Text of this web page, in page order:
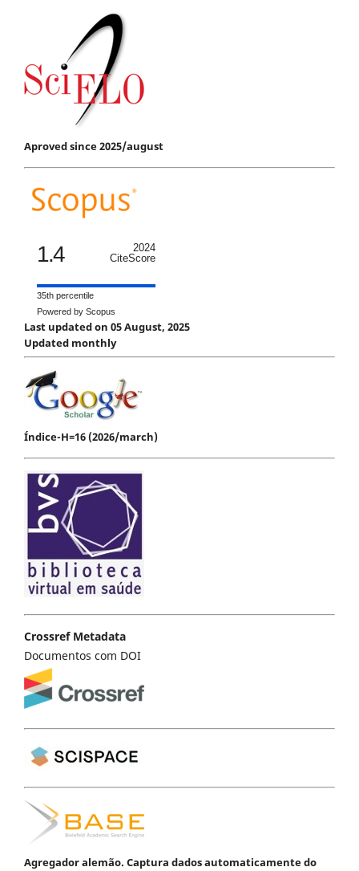
Aproved since 2025/august
1.4
2024
CiteScore
35th percentile
Powered by Scopus
Last updated on 05 August, 2025
Updated monthly
Índice-H=16 (2026/march)
Crossref Metadata
Documentos com DOI
Agregador alemão. Captura dados automaticamente do